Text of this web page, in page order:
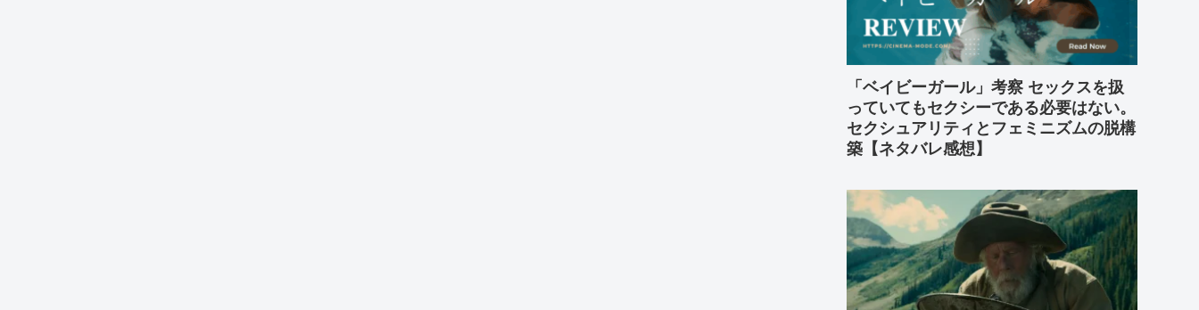
「ベイビーガール」考察 セックスを扱
っていてもセクシーである必要はない。
セクシュアリティとフェミニズムの脱構
築【ネタバレ感想】